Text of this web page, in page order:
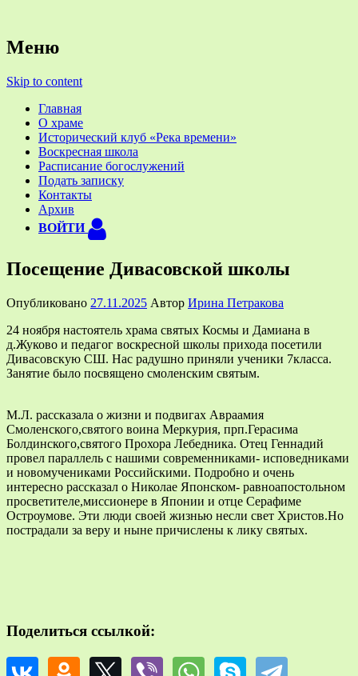
Храм святых Космы и
Жуково около Смоленска
Меню
Skip to content
Главная
О храме
Исторический клуб «Река времени»
Воскресная школа
Расписание богослужений
Подать записку
Контакты
Архив
ВОЙТИ
Посещение Дивасовской школы
Опубликовано 27.11.2025 Автор Ирина Петракова
24 ноября настоятель храма святых Космы и Дамиана в
д.Жуково и педагог воскресной школы прихода посетили
Дивасовскую СШ. Нас радушно приняли ученики 7класса.
Занятие было посвящено смоленским святым.
М.Л. рассказала о жизни и подвигах Авраамия
Смоленского,святого воина Меркурия, прп.Герасима
Болдинского,святого Прохора Лебедника. Отец Геннадий
провел параллель с нашими современниками- исповедниками
и новомучениками Российскими. Подробно и очень
интересно рассказал о Николае Японском- равноапостольном
просветителе,миссионере в Японии и отце Серафиме
Остроумове. Эти люди своей жизнью несли свет Христов.Но
пострадали за веру и ныне причислены к лику святых.
Поделиться ссылкой: